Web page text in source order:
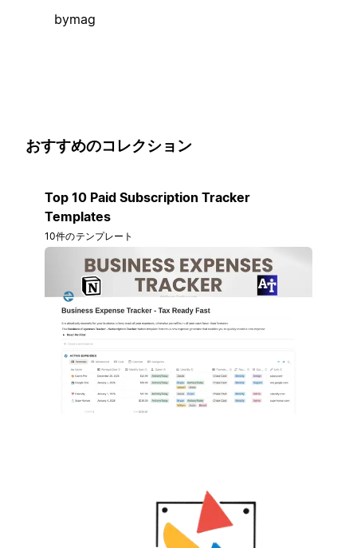
bymag
おすすめのコレクション
Top 10 Paid Subscription Tracker
Templates
10件のテンプレート